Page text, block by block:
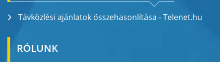
Távközlési ajánlatok összehasonlítása - Telenet.hu
RÓLUNK